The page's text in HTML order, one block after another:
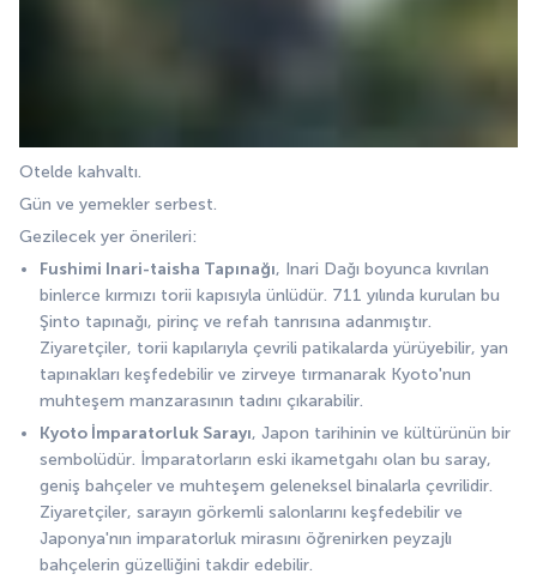
Otelde kahvaltı.
Gün ve yemekler serbest.
Gezilecek yer önerileri:
Fushimi Inari-taisha Tapınağı, Inari Dağı boyunca kıvrılan
binlerce kırmızı torii kapısıyla ünlüdür. 711 yılında kurulan bu
Şinto tapınağı, pirinç ve refah tanrısına adanmıştır.
Ziyaretçiler, torii kapılarıyla çevrili patikalarda yürüyebilir, yan
tapınakları keşfedebilir ve zirveye tırmanarak Kyoto'nun
muhteşem manzarasının tadını çıkarabilir.
Kyoto İmparatorluk Sarayı, Japon tarihinin ve kültürünün bir
sembolüdür. İmparatorların eski ikametgahı olan bu saray,
geniş bahçeler ve muhteşem geleneksel binalarla çevrilidir.
Ziyaretçiler, sarayın görkemli salonlarını keşfedebilir ve
Japonya'nın imparatorluk mirasını öğrenirken peyzajlı
bahçelerin güzelliğini takdir edebilir.